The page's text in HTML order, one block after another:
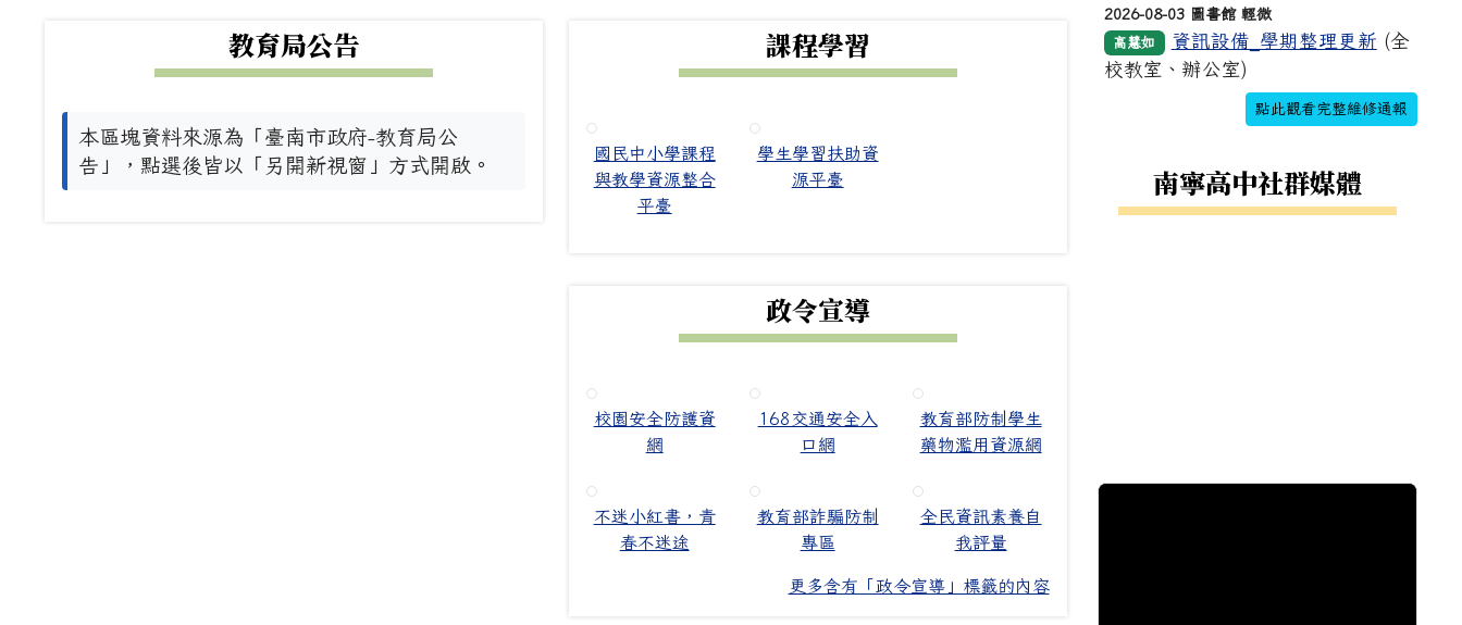
教育局公告
本區塊資料來源為「臺南市政府-教育局公
告」，點選後皆以「另開新視窗」方式開啟。
課程學習
國民中小學課程
與教學資源整合
平臺
學生學習扶助資
源平臺
政令宣導
校園安全防護資
網
168交通安全入
口網
教育部防制學生
藥物濫用資源網
不迷小紅書，青
春不迷途
教育部詐騙防制
專區
全民資訊素養自
我評量
更多含有「政令宣導」標籤的內容
2026-08-03 圖書館 輕微
高慧如
資訊設備_學期整理更新 (全
校教室、辦公室)
點此觀看完整維修通報
南寧高中社群媒體